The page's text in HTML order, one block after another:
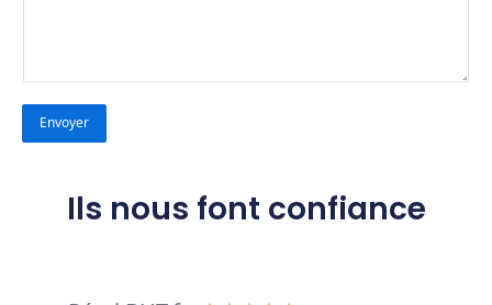
Envoyer
Ils nous font confiance